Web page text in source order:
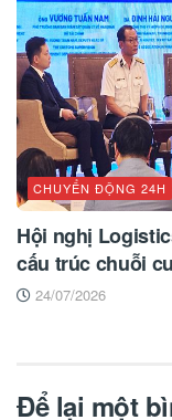
CHUYỂN ĐỘNG 24H
Hội nghị
cấu trúc chuỗi
24/07/2026
Để lại một